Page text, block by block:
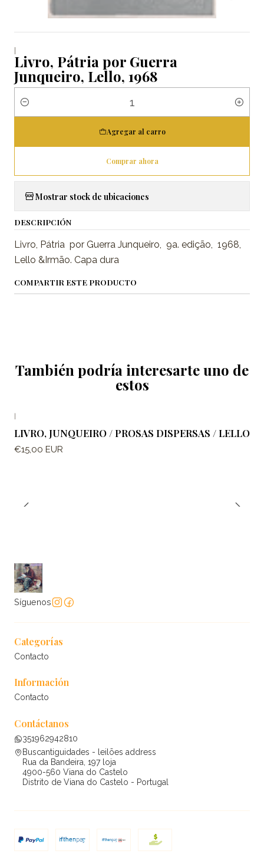
|
Livro, Pátria por Guerra
Junqueiro, Lello, 1968
Cantidad
Agregar al carro
Comprar ahora
Mostrar stock de ubicaciones
DESCRIPCIÓN
Livro, Pátria por Guerra Junqueiro, 9a. edição, 1968,
Lello &Irmão. Capa dura
COMPARTIR ESTE PRODUCTO
También podría interesarte uno de
estos
LIVRO, JUNQUEIRO / PROSAS DISPERSAS / LELLO
€15,00 EUR
Síguenos
Categorías
Contacto
Información
Contacto
Contáctanos
351962942810
Buscantiguidades - leilões address
Rua da Bandeira, 197 loja
4900-560 Viana do Castelo
Distrito de Viana do Castelo - Portugal